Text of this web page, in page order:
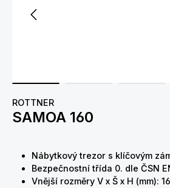
ROTTNER
SAMOA 160
Nábytkový trezor s klíčovým
Bezpečnostní třída 0. dle ČSN
Vnější rozměry V x Š x H (mm):